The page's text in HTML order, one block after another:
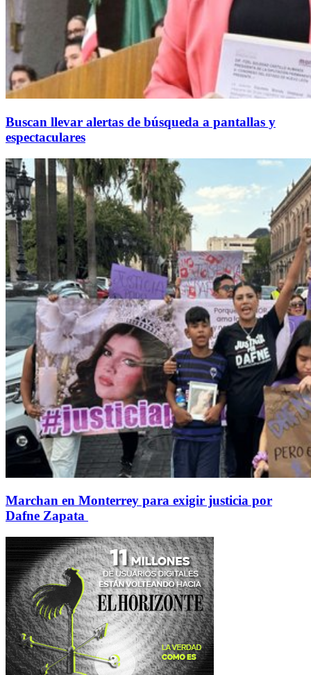
Buscan llevar alertas de búsqueda a pantallas y
espectaculares
Marchan en Monterrey para exigir justicia por
Dafne Zapata